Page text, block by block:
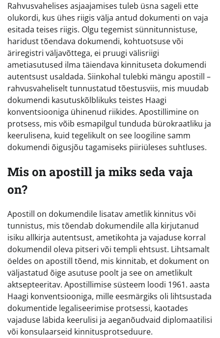
Rahvusvahelises asjaajamises tuleb üsna sageli ette
olukordi, kus ühes riigis välja antud dokumenti on vaja
esitada teises riigis. Olgu tegemist sünnitunnistuse,
haridust tõendava dokumendi, kohtuotsuse või
äriregistri väljavõttega, ei pruugi välisriigi
ametiasutused ilma täiendava kinnituseta dokumendi
autentsust usaldada. Siinkohal tulebki mängu apostill –
rahvusvaheliselt tunnustatud tõestusviis, mis muudab
dokumendi kasutuskõlblikuks teistes Haagi
konventsiooniga ühinenud riikides. Apostillimine on
protsess, mis võib esmapilgul tunduda bürokraatliku ja
keerulisena, kuid tegelikult on see loogiline samm
dokumendi õigusjõu tagamiseks piiriüleses suhtluses.
Mis on apostill ja miks seda vaja
on?
Apostill on dokumendile lisatav ametlik kinnitus või
tunnistus, mis tõendab dokumendile alla kirjutanud
isiku allkirja autentsust, ametikohta ja vajaduse korral
dokumendil oleva pitseri või templi ehtsust. Lihtsamalt
öeldes on apostill tõend, mis kinnitab, et dokument on
väljastatud õige asutuse poolt ja see on ametlikult
aktsepteeritav. Apostillimise süsteem loodi 1961. aasta
Haagi konventsiooniga, mille eesmärgiks oli lihtsustada
dokumentide legaliseerimise protsessi, kaotades
vajaduse läbida keerulisi ja aeganõudvaid diplomaatilisi
või konsulaarseid kinnitusprotseduure.